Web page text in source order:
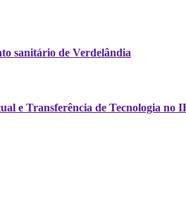
sanitário de Verdelândia
e Transferência de Tecnologia no